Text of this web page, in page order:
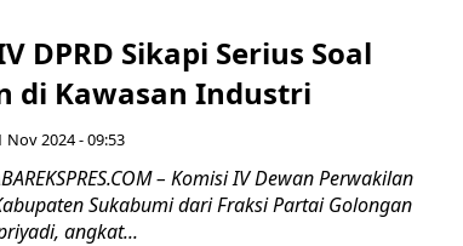
DPRD Sikapi Serius Soal
di Kawasan Industri
Nov 2024 - 09:53
– Komisi IV Dewan Perwakilan
Sukabumi dari Fraksi Partai Golongan
angkat...